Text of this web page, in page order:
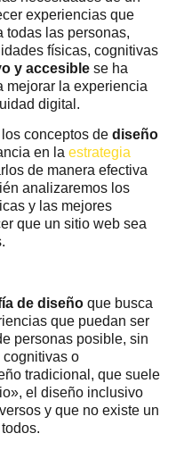
experiencias que
todas las personas,
físicas, cognitivas
y accesible se ha
mejorar la experiencia
digital.
conceptos de diseño
en la estrategia
de manera efectiva
analizaremos los
y las mejores
que un sitio web sea
de diseño que busca
que puedan ser
personas posible, sin
cognitivas o
tradicional, que suele
el diseño inclusivo
y que no existe un